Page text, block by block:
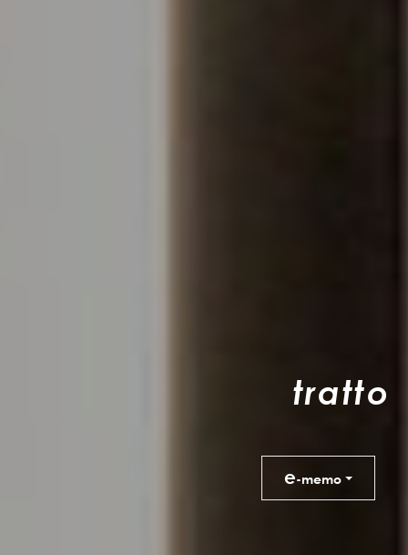
tratto
e-memo